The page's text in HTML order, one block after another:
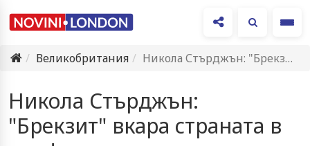
Великобритания
Никола Стърджън: "Брекзит" вкара страната в хаос!
Никола Стърджън:
"Брекзит" вкара страната в